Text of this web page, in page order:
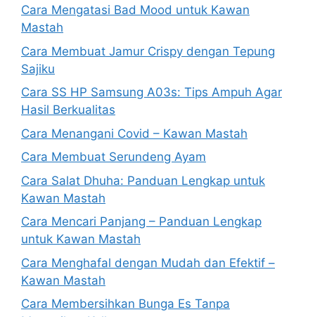
Cara Mengatasi Bad Mood untuk Kawan
Mastah
Cara Membuat Jamur Crispy dengan Tepung
Sajiku
Cara SS HP Samsung A03s: Tips Ampuh Agar
Hasil Berkualitas
Cara Menangani Covid – Kawan Mastah
Cara Membuat Serundeng Ayam
Cara Salat Dhuha: Panduan Lengkap untuk
Kawan Mastah
Cara Mencari Panjang – Panduan Lengkap
untuk Kawan Mastah
Cara Menghafal dengan Mudah dan Efektif –
Kawan Mastah
Cara Membersihkan Bunga Es Tanpa